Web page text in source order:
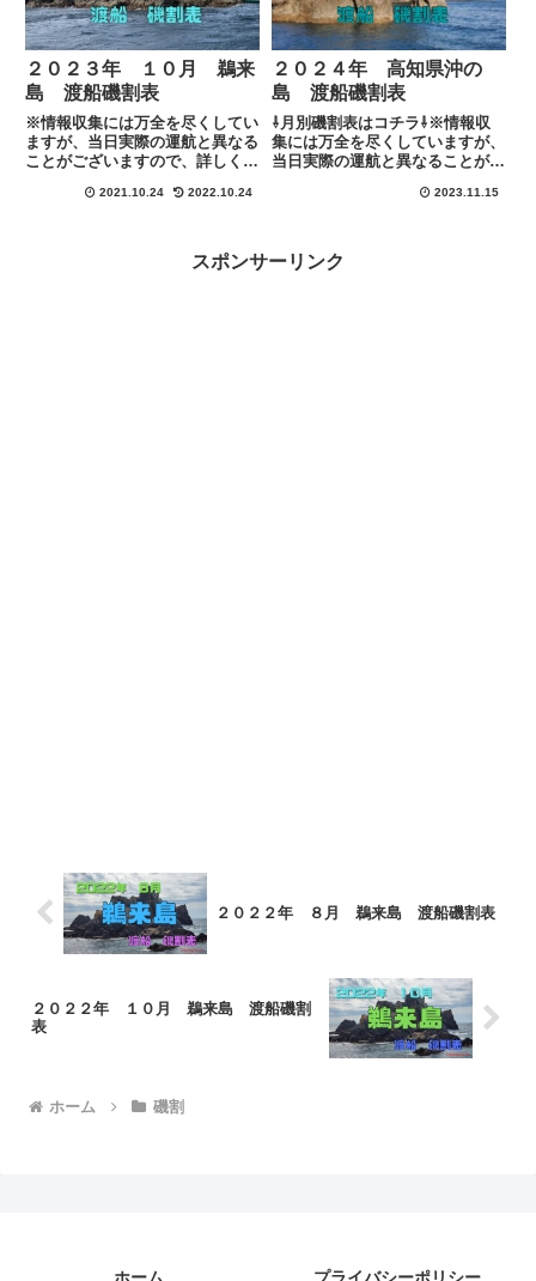
２０２３年 １０月 鵜来
島 渡船磯割表
※情報収集には万全を尽くしてい
ますが、当日実際の運航と異なる
ことがございますので、詳しくは
先にて直接ご確認お願い致しま
2021.10.24 2022.10.24
２０２４年 高知県沖の
島 渡船磯割表
⇩月別磯割表はコチラ⇩※情報収
集には万全を尽くしていますが、
当日実際の運航と異なることがご
下記のリンクにある連絡先にて直
2023.11.15
スポンサーリンク
２０２２年 ８月 鵜来島 渡船磯割表
２０２２年 １０月 鵜来島 渡船磯割
表
ホーム 磯割